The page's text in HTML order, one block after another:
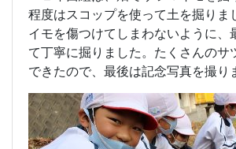
程度はスコップを使って土を掘りま
イモを傷つけてしまわないように、
て丁寧に掘りました。たくさんのサ
できたので、最後は記念写真を撮り